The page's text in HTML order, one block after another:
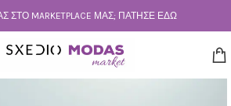
ΣΤΟ MARKETPLACE ΜΑΣ; ΠΆΤΗΣΕ ΕΔΏ